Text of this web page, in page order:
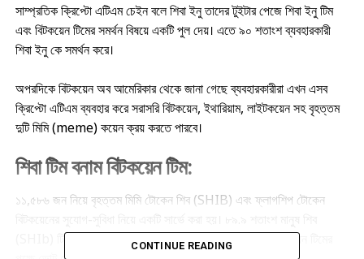
সাম্প্রতিক ক্রিপ্টো এটিএম চেইন বলে শিবা ইনু তাদের টুইটার পেজে শিবা ইনু টিম
এবং বিটকয়েন টিমের সমর্থন বিষয়ে একটি পুল দেয়। এতে ৯০ শতাংশ ব্যবহারকারী
শিবা ইনু কে সমর্থন করে।
অপরদিকে বিটকয়েন অব আমেরিকার থেকে জানা গেছে ব্যবহারকারীরা এখন এসব
ক্রিপ্টো এটিএম ব্যবহার করে সরাসরি বিটকয়েন, ইথারিয়াম, লাইটকয়েন সহ বৃহত্তম
দুটি মিমি (meme) কয়েন ক্রয় করতে পারবে।
শিবা টিম বনাম বিটকয়েন টিম:
১১,৫৮৬ জন নিয়ে বৃহত্তম মিমি টোকেন শিব (SHIB) এবং ফ্লাগশিপ টোকেন
(SHIb) টিমের পক্ষে ভোট দেয় যেখানে মাএ ১০.১ শতাংশ লোক বিটকয়েন টিমের
CONTINUE READING